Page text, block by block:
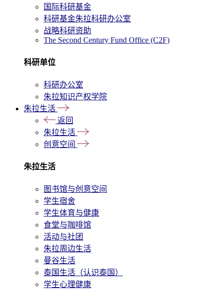
国际科研基金
科研基金朱拉科研办公室
战略科研资助
The Second Century Fund Office (C2F)
科研单位
科研办公室
朱拉知识产权学院
朱拉生活
返回
朱拉生活
创意空间
朱拉生活
图书馆与创意空间
学生宿舍
学生体育与健康
食堂与咖啡馆
活动与社团
朱拉周边生活
曼谷生活
泰国生活（认识泰国）
学生心理健康